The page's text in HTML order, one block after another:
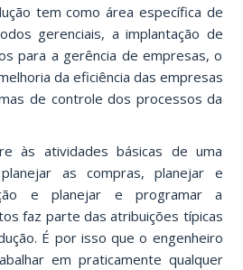
tem como área específica de
gerenciais, a implantação de
para a gerência de empresas, o
da eficiência das empresas
de controle dos processos da
às atividades básicas de uma
as compras, planejar e
e planejar e programar a
faz parte das atribuições típicas
É por isso que o engenheiro
em praticamente qualquer